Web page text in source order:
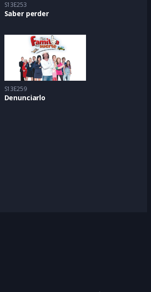
S13E253
Saber perder
S13E259
Denunciarlo